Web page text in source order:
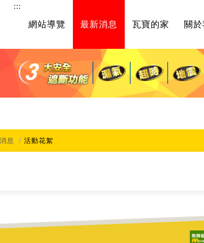
:::
網站導覽 最新消息 瓦寶的家 關
息 活動花絮